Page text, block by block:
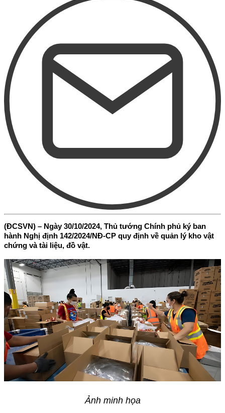
(ĐCSVN) – Ngày 30/10/2024, Thủ tướng Chính phủ ký ban
hành Nghị định 142/2024/NĐ-CP quy định về quản lý kho vật
chứng và tài liệu, đồ vật.
Ảnh minh họa